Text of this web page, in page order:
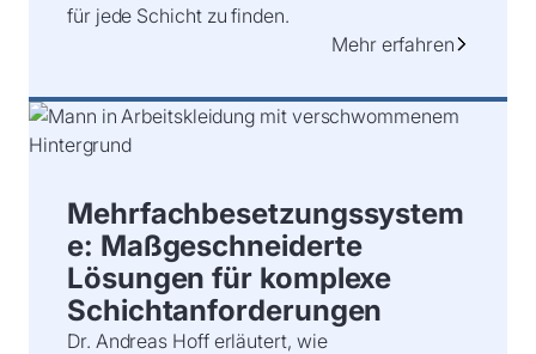
für jede Schicht zu finden.
Mehr erfahren
Mehrfachbesetzungssystem
e: Maßgeschneiderte
Lösungen für komplexe
Schichtanforderungen
Dr. Andreas Hoff erläutert, wie